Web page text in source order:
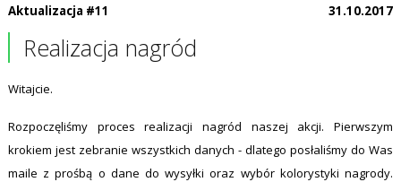
Aktualizacja #11 31.10.2017
Realizacja nagród
Witajcie.
Rozpoczęliśmy proces realizacji nagród naszej akcji. Pierwszym
krokiem jest zebranie wszystkich danych - dlatego posłaliśmy do Was
maile z prośbą o dane do wysyłki oraz wybór kolorystyki nagrody.